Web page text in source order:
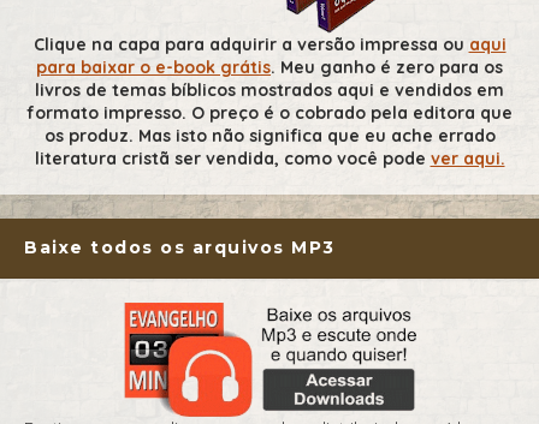
Clique na capa para adquirir a versão impressa ou aqui
para baixar o e-book grátis. Meu ganho é zero para os
livros de temas bíblicos mostrados aqui e vendidos em
formato impresso. O preço é o cobrado pela editora que
os produz. Mas isto não significa que eu ache errado
literatura cristã ser vendida, como você pode ver aqui.
Baixe todos os arquivos MP3